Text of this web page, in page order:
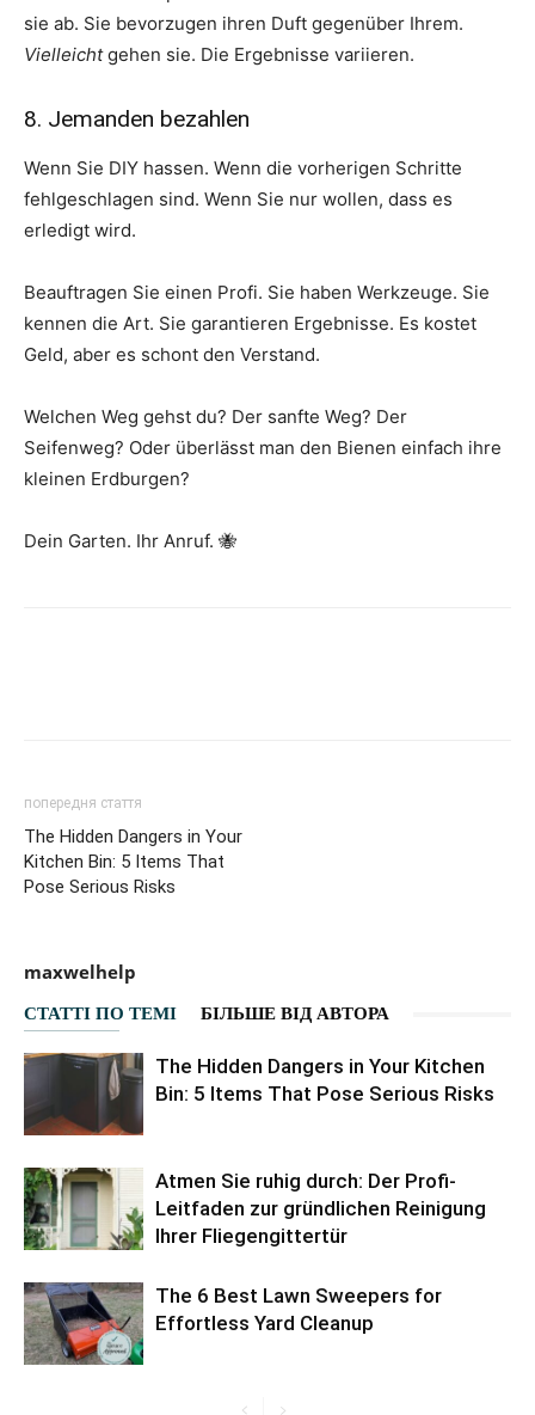
sie ab. Sie bevorzugen ihren Duft gegenüber Ihrem.
Vielleichtgehen sie. Die Ergebnisse variieren.
8. Jemanden bezahlen
Wenn Sie DIY hassen. Wenn die vorherigen Schritte
fehlgeschlagen sind. Wenn Sie nur wollen, dass es
erledigt wird.
Beauftragen Sie einen Profi. Sie haben Werkzeuge. Sie
kennen die Art. Sie garantieren Ergebnisse. Es kostet
Geld, aber es schont den Verstand.
Welchen Weg gehst du? Der sanfte Weg? Der
Seifenweg? Oder überlässt man den Bienen einfach ihre
kleinen Erdburgen?
Dein Garten. Ihr Anruf. 🐝
попередня стаття
The Hidden Dangers in Your
Kitchen Bin: 5 Items That
Pose Serious Risks
maxwelhelp
СТАТТІ ПО ТЕМІ БІЛЬШЕ ВІД АВТОРА
The Hidden Dangers in Your Kitchen
Bin: 5 Items That Pose Serious Risks
Atmen Sie ruhig durch: Der Profi-
Leitfaden zur gründlichen Reinigung
Ihrer Fliegengittertür
The 6 Best Lawn Sweepers for
Effortless Yard Cleanup